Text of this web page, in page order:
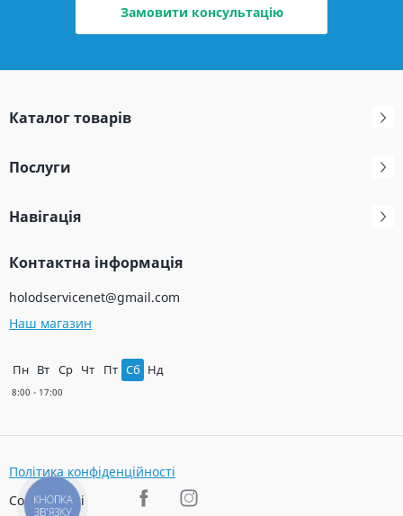
Замовити консультацію
Каталог товарів
Послуги
Навігація
Контактна інформація
holodservicenet@gmail.com
Наш магазин
Пн Вт Ср Чт Пт Сб Нд
Політика конфіденційності
Соц. мережі
КНОПКА
ЗВ'ЯЗКУ